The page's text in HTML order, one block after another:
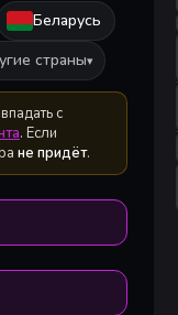
Беларусь
страны▾
с
. Если
не придёт.